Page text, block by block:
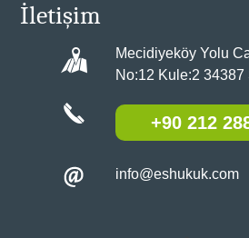
İletişim
Mecidiyeköy Yolu
No:12 Kule:2 34387
+90 212
info@eshukuk.com